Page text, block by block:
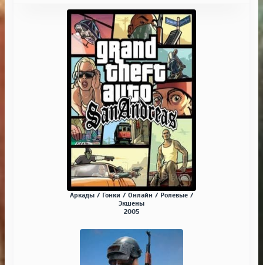
Аркады / Гонки / Онлайн / Ролевые /
Экшены
2005